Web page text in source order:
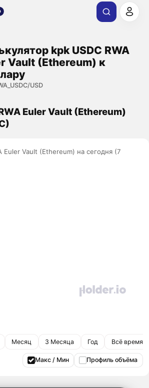
kpk USDC RWA
Vault (Ethereum) к
USD
Euler Vault (Ethereum)
Euler Vault (Ethereum) на сегодня (7
Месяц 3 Месяца Год Всё время
Макс / Мин Профиль объёма